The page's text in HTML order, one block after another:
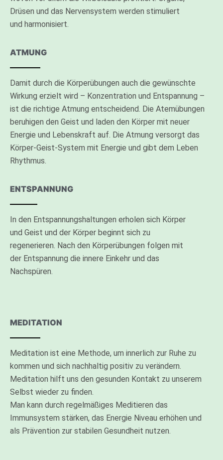
Drüsen und das Nervensystem werden stimuliert
und harmonisiert.
ATMUNG
Damit durch die Körperübungen auch die gewünschte
Wirkung erzielt wird – Konzentration und Entspannung –
ist die richtige Atmung entscheidend. Die Atemübungen
beruhigen den Geist und laden den Körper mit neuer
Energie und Lebenskraft auf. Die Atmung versorgt das
Körper-Geist-System mit Energie und gibt dem Leben
Rhythmus.
ENTSPANNUNG
In den Entspannungshaltungen erholen sich Körper
und Geist und der Körper beginnt sich zu
regenerieren. Nach den Körperübungen folgen mit
der Entspannung die innere Einkehr und das
Nachspüren.
MEDITATION
Meditation ist eine Methode, um innerlich zur Ruhe zu
kommen und sich nachhaltig positiv zu verändern.
Meditation hilft uns den gesunden Kontakt zu unserem
Selbst wieder zu finden.
Man kann durch regelmäßiges Meditieren das
Immunsystem stärken, das Energie Niveau erhöhen und
als Prävention zur stabilen Gesundheit nutzen.